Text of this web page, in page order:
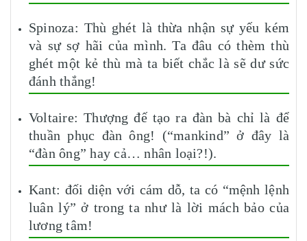
Spinoza: Thù ghét là thừa nhận sự yếu kém
và sự sợ hãi của mình. Ta đâu có thèm thù
ghét một kẻ thù mà ta biết chắc là sẽ dư sức
đánh thắng!
Voltaire: Thượng đế tạo ra đàn bà chỉ là để
thuần phục đàn ông! (“mankind” ở đây là
“đàn ông” hay cả… nhân loại?!).
Kant: đối diện với cám dỗ, ta có “mệnh lệnh
luân lý” ở trong ta như là lời mách bảo của
lương tâm!